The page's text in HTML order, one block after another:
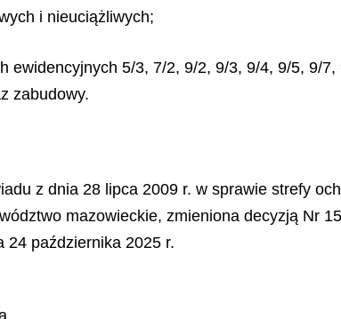
i nieuciążliwych;
ewidencyjnych 5/3, 7/2, 9/2, 9/3, 9/4, 9/5, 9/
zabudowy.
z dnia 28 lipca 2009 r. w sprawie strefy
mazowieckie, zmieniona decyzją Nr
24 października 2025 r.